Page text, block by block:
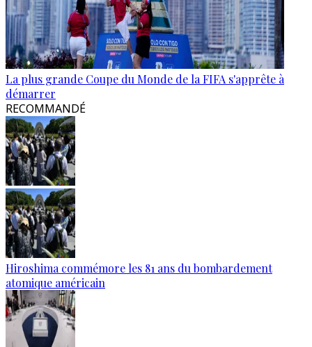
La plus grande Coupe du Monde de la FIFA s'apprête à
démarrer
RECOMMANDÉ
Hiroshima commémore les 81 ans du bombardement
atomique américain